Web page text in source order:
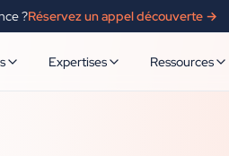
?Réservez un appel découverte →
Expertises Ressources